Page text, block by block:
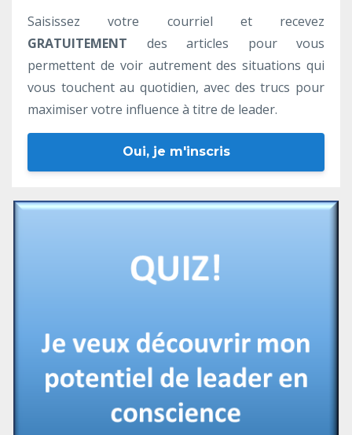
Saisissez votre courriel et recevez
GRATUITEMENT des articles pour vous
permettent de voir autrement des situations qui
vous touchent au quotidien, avec des trucs pour
maximiser votre influence à titre de leader.
Oui, je m'inscris